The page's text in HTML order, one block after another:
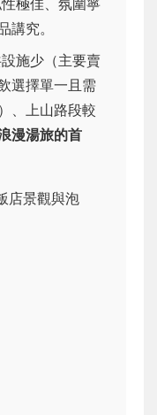
講究。
施少（主要賣
選擇單一且需
、上山路段較
漫湯旅的首
店景觀與泡